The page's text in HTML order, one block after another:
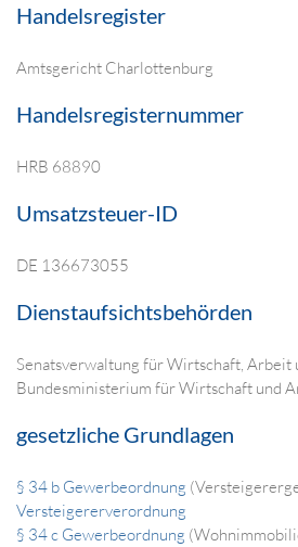
Handelsregister
Amtsgericht Charlottenburg
Handelsregisternummer
HRB 68890
Umsatzsteuer-ID
DE 136673055
Dienstaufsichtsbehörden
Senatsverwaltung für Wirtschaft, Arbeit
Bundesministerium für Wirtschaft und
gesetzliche Grundlagen
§ 34 b Gewerbeordnung
Versteigererverordnung
§ 34 c Gewerbeordnung